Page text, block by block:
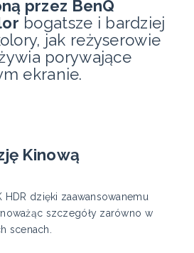
przez BenQ
bogatsze i bardziej
jak reżyserowie
porywające
ekranie.
Kinową
dzięki zaawansowanemu
szczegóły zarówno w
scenach.